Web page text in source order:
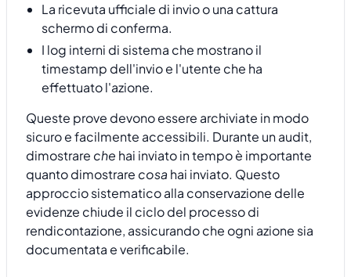
La ricevuta ufficiale di invio o una cattura
schermo di conferma.
I log interni di sistema che mostrano il
timestamp dell'invio e l'utente che ha
effettuato l'azione.
Queste prove devono essere archiviate in modo
sicuro e facilmente accessibili. Durante un audit,
dimostrare che hai inviato in tempo è importante
quanto dimostrare cosa hai inviato. Questo
approccio sistematico alla conservazione delle
evidenze chiude il ciclo del processo di
rendicontazione, assicurando che ogni azione sia
documentata e verificabile.